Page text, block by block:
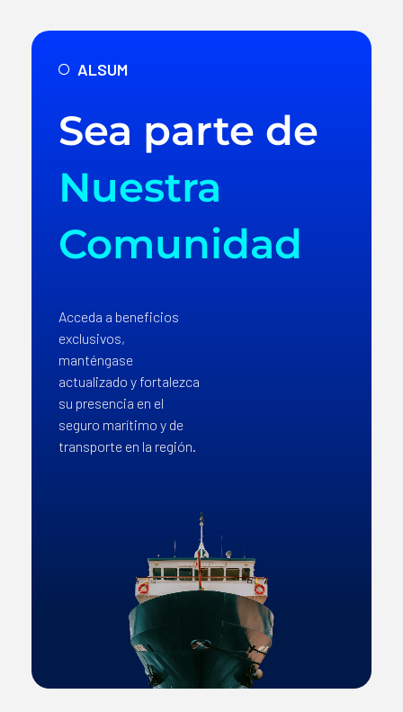
ALSUM
Sea parte de
Nuestra
Comunidad
Acceda a beneficios
exclusivos,
manténgase
actualizado y fortalezca
su presencia en el
seguro marítimo y de
transporte en la región.